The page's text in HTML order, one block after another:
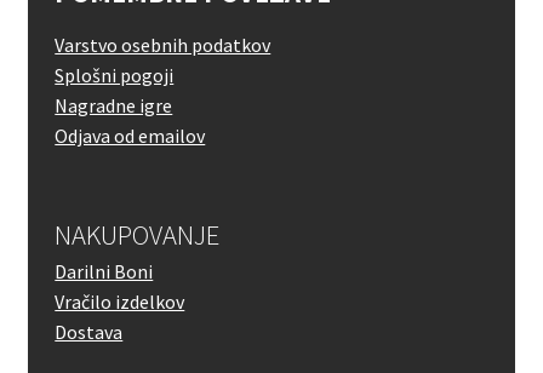
Varstvo osebnih podatkov
Splošni pogoji
Nagradne igre
Odjava od emailov
NAKUPOVANJE
Darilni Boni
Vračilo izdelkov
Dostava